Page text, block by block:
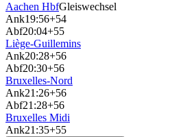
Aachen HbfGleiswechsel
Ank19:56+54
Abf20:04+55
Liège-Guillemins
Ank20:28+56
Abf20:30+56
Bruxelles-Nord
Ank21:26+56
Abf21:28+56
Bruxelles Midi
Ank21:35+55